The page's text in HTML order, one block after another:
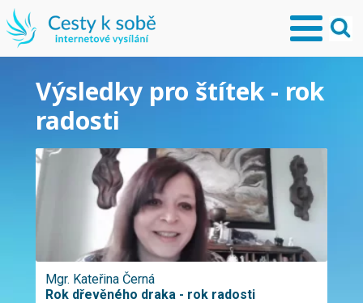
Výsledky pro štítek - rok
radosti
Mgr. Kateřina Černá
Rok dřevěného draka - rok radosti